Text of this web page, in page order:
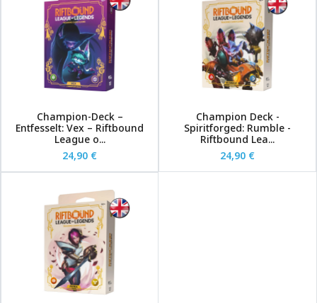
Champion-Deck –
Entfesselt: Vex – Riftbound
League o...
24,90 €
Champion Deck -
Spiritforged: Rumble -
Riftbound Lea...
24,90 €